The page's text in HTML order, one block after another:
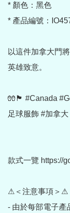
* 顏色：黑色
* 產品編號：
以這件加拿大門
英雄致意。
🧤🏴 #Canada
足球服飾 #加拿大
款式一覽 https://
⚠＜注意事項＞⚠
- 由於每部電子產